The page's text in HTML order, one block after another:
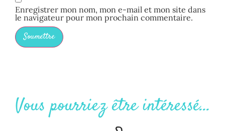
Enregistrer mon nom, mon e-mail et mon site dans
le navigateur pour mon prochain commentaire.
Vous pourriez être intéressé...